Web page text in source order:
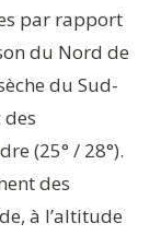
par rapport
du Nord de
du Sud-
(25° / 28°).
des
à l’altitude